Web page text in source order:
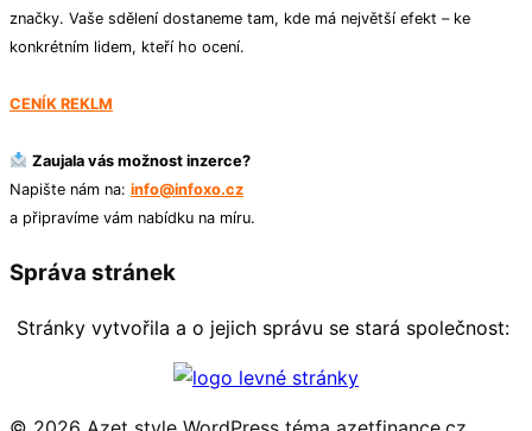
značky. Vaše sdělení dostaneme tam, kde má největší efekt – ke
konkrétním lidem, kteří ho ocení.
CENÍK REKLM
Zaujala vás možnost inzerce?
Napište nám na: info@infoxo.cz
a připravíme vám nabídku na míru.
Správa stránek
Stránky vytvořila a o jejich správu se stará společnost: